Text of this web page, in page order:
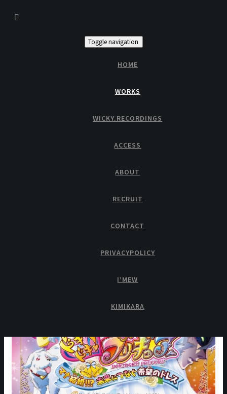
Toggle navigation
HOME
WORKS
WICKY.RECORDINGS
ACCESS
ABOUT
RECRUIT
CONTACT
PRIVACYPOLICY
I’MEW
KIMIKARA
「映画ドキドキ！プリキュア マナ結婚！！？未来につなぐ希